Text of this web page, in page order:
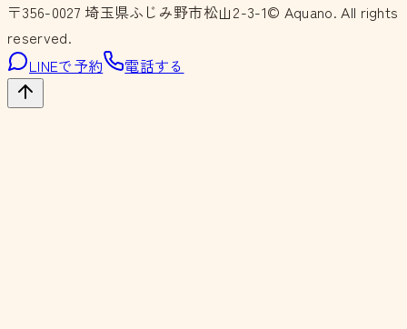
〒356-0027 埼玉県ふじみ野市松山2-3-1© Aquano. All rights
reserved.
LINEで予約
電話する